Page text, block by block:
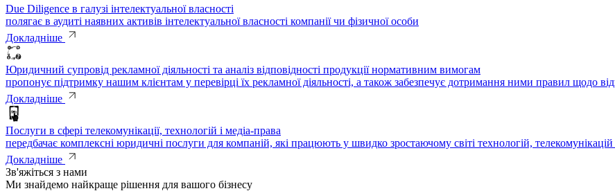
Due Diligence в галузі інтелектуальної власності
полягає в аудиті наявних активів інтелектуальної власності компанії чи фізичної особи
Докладніше
Юридичний супровід рекламної діяльності та аналіз відповідності продукції нормативним вимогам
пропонує підтримку нашим клієнтам у перевірці їх рекламної діяльності, а також забезпечує дотримання ними правил щодо
Докладніше
Послуги в сфері телекомунікації, технологій і медіа-права
передбачає комплексні юридичні послуги для компаній, які працюють у швидко зростаючому світі технологій, телекомунікацій
Докладніше
Зв'яжіться з нами
Ми знайдемо найкраще рішення для вашого бізнесу